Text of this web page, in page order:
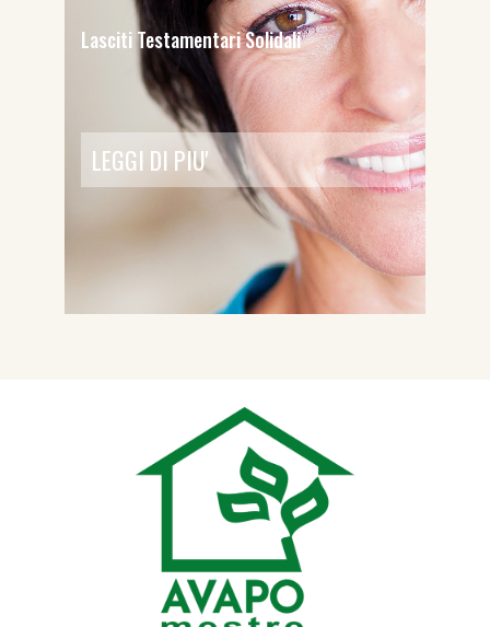
Lasciti Testamentari Solidali
LEGGI DI PIU'